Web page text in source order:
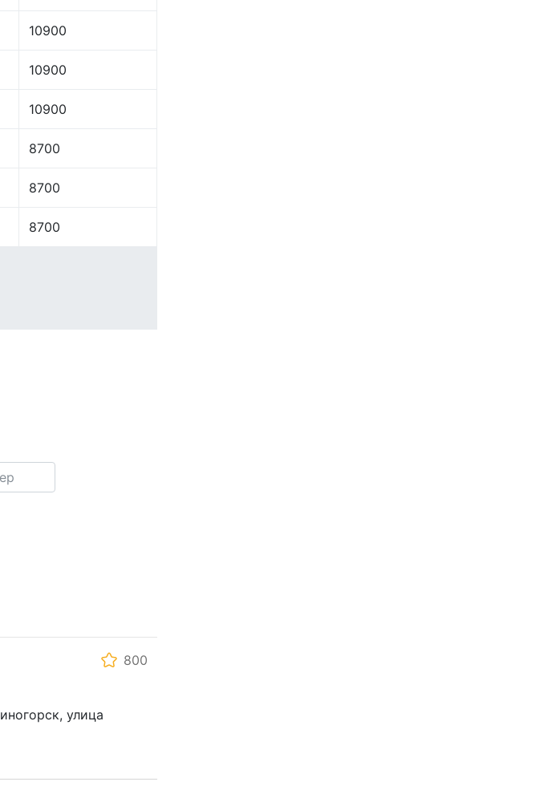
10900
10900
10900
8700
8700
8700
800
улица